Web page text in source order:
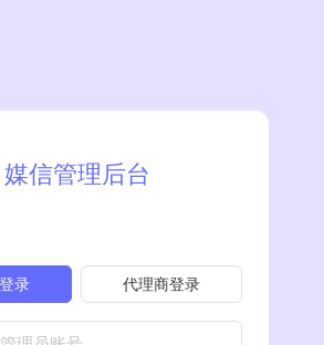
媒信管理后台
录 代理商登录